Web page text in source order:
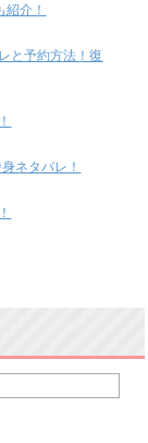
介！
と予約方法！復
ネタバレ！